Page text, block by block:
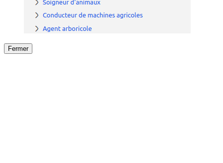
Fermer